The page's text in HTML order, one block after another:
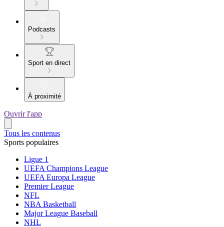
Podcasts
Sport en direct
À proximité
Ouvrir l'app
Tous les contenus
Sports populaires
Ligue 1
UEFA Champions League
UEFA Europa League
Premier League
NFL
NBA Basketball
Major League Baseball
NHL